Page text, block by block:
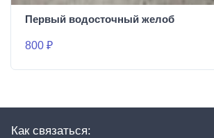
Первый водосточный желоб
800 ₽
Как связаться: